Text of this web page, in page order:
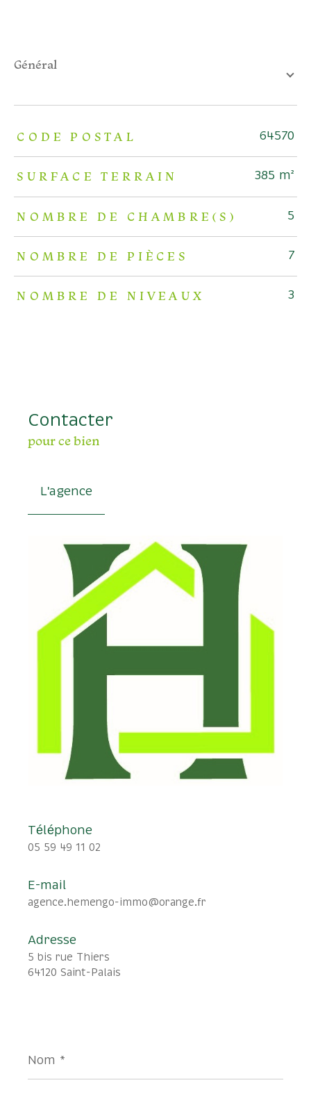
général
TRAD_ZEPHYR_Caracteristique TRAD_ZEPHYR_Valeurs
CODE POSTAL 64570
SURFACE TERRAIN 385 m²
NOMBRE DE CHAMBRE(S) 5
NOMBRE DE PIÈCES 7
NOMBRE DE NIVEAUX 3
Contacter
pour ce bien
L'agence
Téléphone
05 59 49 11 02
E-mail
agence.hemengo-immo@orange.fr
Adresse
5 bis rue Thiers
64120 Saint-Palais
*